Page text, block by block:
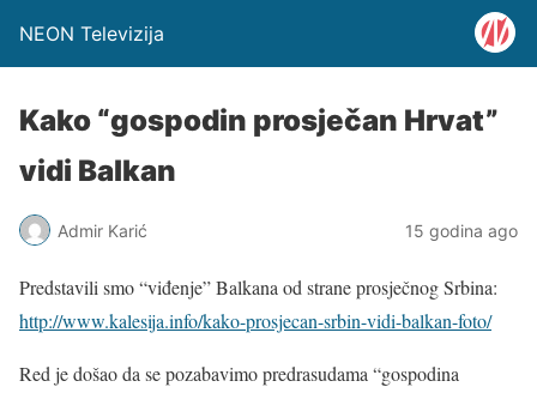
NEON Televizija
Kako “gospodin prosječan Hrvat”
vidi Balkan
Admir Karić 15 godina ago
Predstavili smo “viđenje” Balkana od strane prosječnog Srbina:
http://www.kalesija.info/kako-prosjecan-srbin-vidi-balkan-foto/
Red je došao da se pozabavimo predrasudama “gospodina